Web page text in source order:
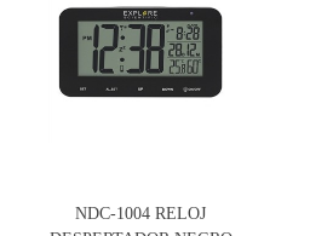
NDC-1004 RELOJ